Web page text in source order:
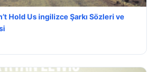
Hold Us ingilizce Şarkı Sözleri ve